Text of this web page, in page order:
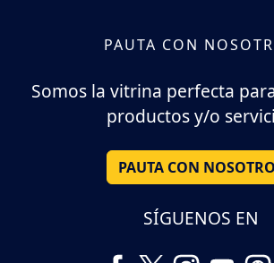
PAUTA CON
Somos la vitrina perfecta
productos y/o
PAUTA CON
SÍGUENOS EN